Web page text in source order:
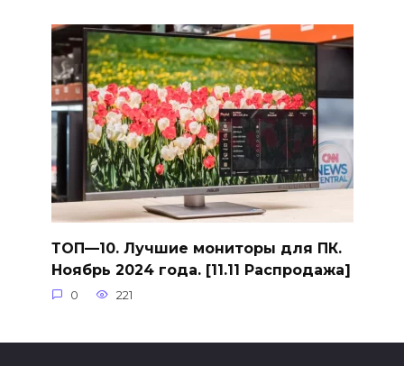
ТОП—10. Лучшие мониторы для ПК.
Ноябрь 2024 года. [11.11 Распродажа]
0 221